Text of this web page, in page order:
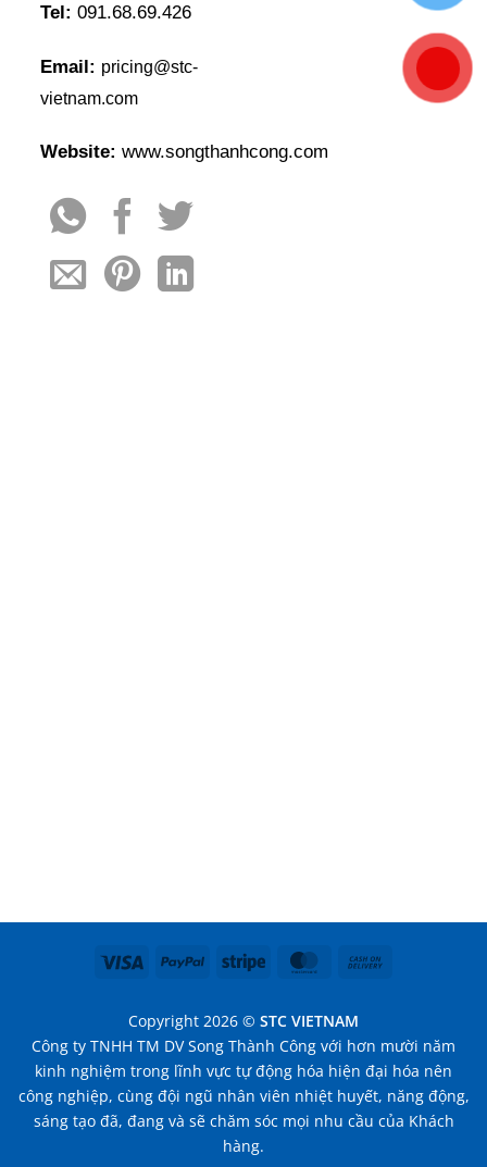
Tel: 091.68.69.426
Email: pricing@stc-
vietnam.com
Website:www.songthanhcong.com
Visa PayPal Stripe MasterCard
Copyright 2026 © STC VIETNAM
Công ty TNHH TM DV Song Thành Công với hơn mười năm
kinh nghiệm trong lĩnh vực tự động hóa hiện đại hóa nên
công nghiệp, cùng đội ngũ nhân viên nhiệt huyết, năng động,
sáng tạo đã, đang và sẽ chăm sóc mọi nhu cầu của Khách
hàng.